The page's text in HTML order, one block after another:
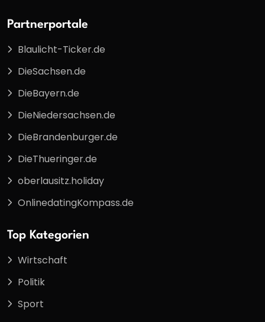
Partnerportale
Blaulicht-Ticker.de
DieSachsen.de
DieBayern.de
DieNiedersachsen.de
DieBrandenburger.de
DieThueringer.de
oberlausitz.holiday
OnlinedatingKompass.de
Top Kategorien
Wirtschaft
Politik
Sport